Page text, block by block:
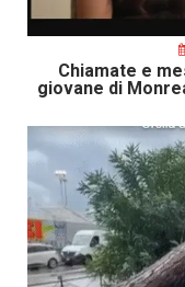
Chiamate e
giovane di